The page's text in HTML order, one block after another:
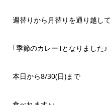
週替りから月替りを通り越して
｢季節のカレー｣となりました♪
本日から8/30(日)まで